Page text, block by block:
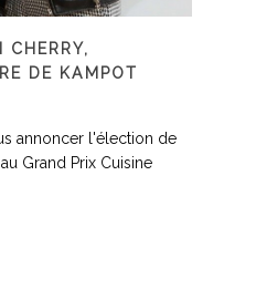
CHERRY,
DE KAMPOT
annoncer l'élection de
Grand Prix Cuisine